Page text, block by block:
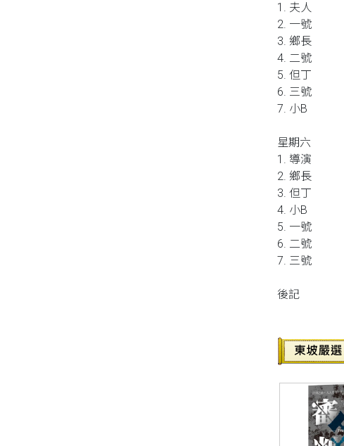
1. 夫人
2. 一號
3. 鄉長
4. 二號
5. 但丁
6. 三號
7. 小B
星期六
1. 導演
2. 鄉長
3. 但丁
4. 小B
5. 一號
6. 二號
7. 三號
後記